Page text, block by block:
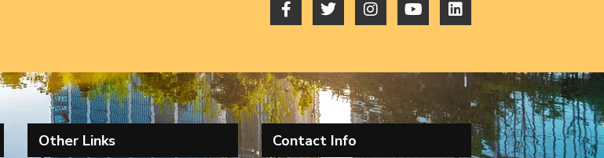
Other Links Contact Info